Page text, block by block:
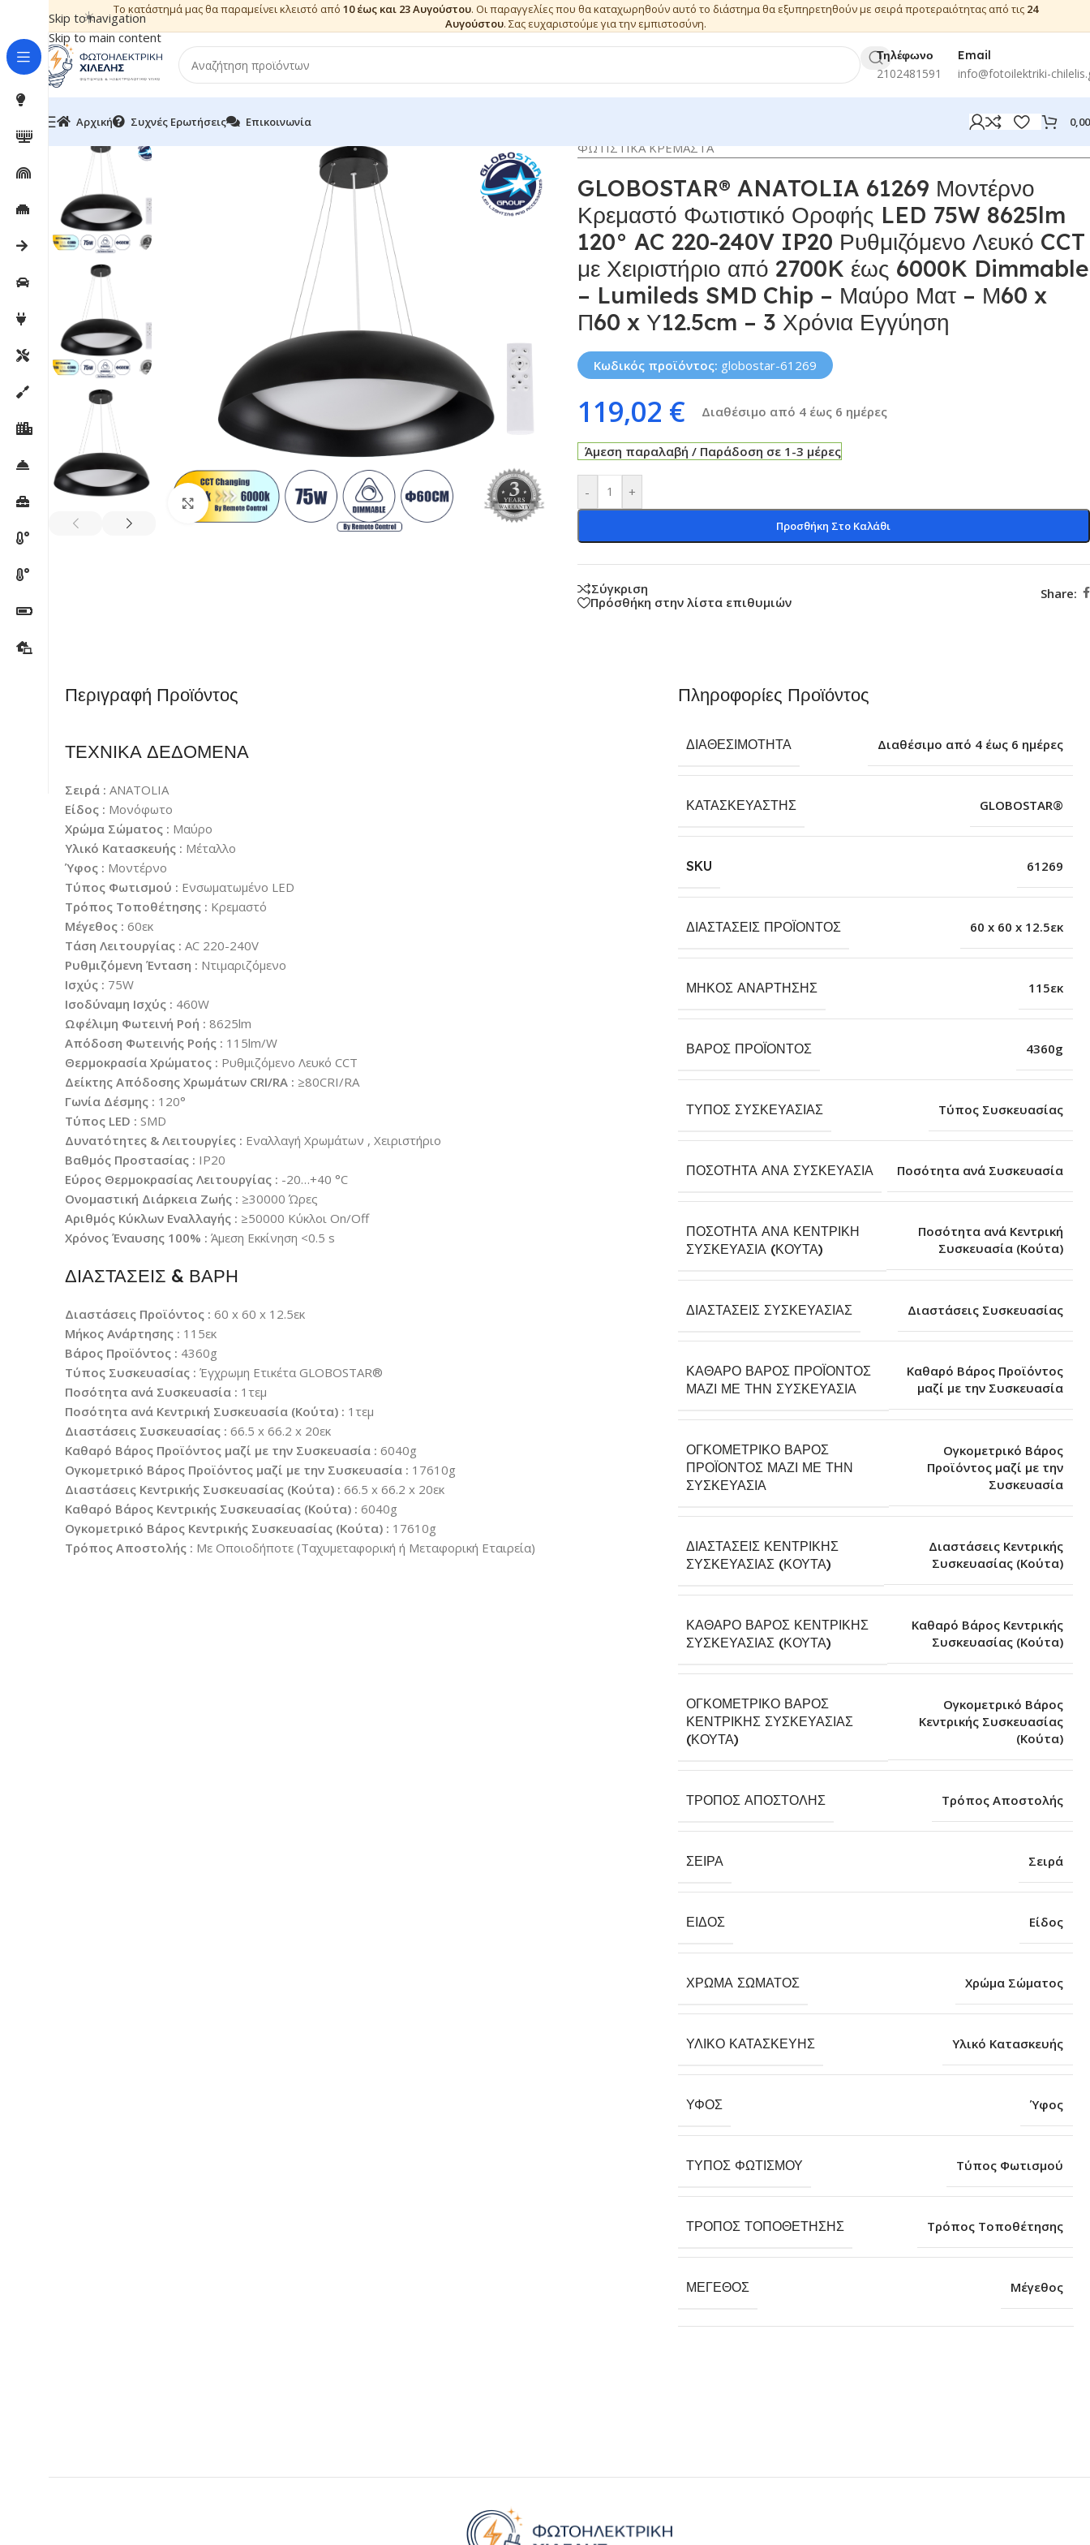
Skip to navigation
Skip to main content
☀️ Το κατάστημά μας θα παραμείνει κλειστό από 10 έως και 23 Αυγούστου. Οι παραγγελίες που θα καταχωρηθούν αυτό το διάστημα θα εξυπηρετηθούν με σειρά προτεραιότητας από τις 24
Αυγούστου. Σας ευχαριστούμε για την εμπιστοσύνη.
Τηλέφωνο
2102481591
Email
info@fotoilektriki-
Αρχική Συχνές Ερωτήσεις Επικοινωνία
Κλικ για μεγέθυνση
ΦΩΤΙΣΤΙΚΑ ΚΡΕΜΑΣΤΑ
GLOBOSTAR® ANATOLIA 61269 Μοντέρνο
Κρεμαστό Φωτιστικό Οροφής LED 75W 8625lm
120° AC 220-240V IP20 Ρυθμιζόμενο Λευκό CCT
με Χειριστήριο από 2700K έως 6000K Dimmable
– Lumileds SMD Chip – Μαύρο Ματ – Μ60 x
Π60 x Υ12.5cm – 3 Χρόνια Εγγύηση
Κωδικός προϊόντος: globostar-61269
119,02 € Διαθέσιμο από 4 έως 6 ημέρες
Άμεση παραλαβή / Παράδοση σε 1-3 μέρες
- +
Προσθήκη Στο Καλάθι
Σύγκριση
Πρόσθήκη στην λίστα επιθυμιών
Share:
Περιγραφή Προϊόντος
ΤΕΧΝΙΚΑ ΔΕΔΟΜΕΝΑ
Σειρά : ANATOLIA
Είδος : Μονόφωτο
Χρώμα Σώματος : Μαύρο
Υλικό Κατασκευής : Μέταλλο
Ύφος : Μοντέρνο
Τύπος Φωτισμού : Ενσωματωμένο LED
Τρόπος Τοποθέτησης : Κρεμαστό
Μέγεθος : 60εκ
Τάση Λειτουργίας : AC 220-240V
Ρυθμιζόμενη Ένταση : Ντιμαριζόμενο
Ισχύς : 75W
Ισοδύναμη Ισχύς : 460W
Ωφέλιμη Φωτεινή Ροή : 8625lm
Απόδοση Φωτεινής Ροής : 115lm/W
Θερμοκρασία Χρώματος : Ρυθμιζόμενο Λευκό CCT
Δείκτης Απόδοσης Χρωμάτων CRI/RA : ≥80CRI/RA
Γωνία Δέσμης : 120°
Τύπος LED : SMD
Δυνατότητες & Λειτουργίες : Εναλλαγή Χρωμάτων , Χειριστήριο
Βαθμός Προστασίας : IP20
Εύρος Θερμοκρασίας Λειτουργίας : -20…+40 °C
Ονομαστική Διάρκεια Ζωής : ≥30000 Ώρες
Αριθμός Κύκλων Εναλλαγής : ≥50000 Κύκλοι On/Off
Χρόνος Έναυσης 100% : Άμεση Εκκίνηση <0.5 s
ΔΙΑΣΤΑΣΕΙΣ & ΒΑΡΗ
Διαστάσεις Προϊόντος : 60 x 60 x 12.5εκ
Μήκος Ανάρτησης : 115εκ
Βάρος Προϊόντος : 4360g
Τύπος Συσκευασίας : Έγχρωμη Ετικέτα GLOBOSTAR®
Ποσότητα ανά Συσκευασία : 1τεμ
Ποσότητα ανά Κεντρική Συσκευασία (Κούτα) : 1τεμ
Διαστάσεις Συσκευασίας : 66.5 x 66.2 x 20εκ
Καθαρό Βάρος Προϊόντος μαζί με την Συσκευασία : 6040g
Ογκομετρικό Βάρος Προϊόντος μαζί με την Συσκευασία : 17610g
Διαστάσεις Κεντρικής Συσκευασίας (Κούτα) : 66.5 x 66.2 x 20εκ
Καθαρό Βάρος Κεντρικής Συσκευασίας (Κούτα) : 6040g
Ογκομετρικό Βάρος Κεντρικής Συσκευασίας (Κούτα) : 17610g
Τρόπος Αποστολής : Με Οποιοδήποτε (Ταχυμεταφορική ή Μεταφορική Εταιρεία)
Πληροφορίες Προϊόντος
ΔΙΑΘΕΣΙΜΌΤΗΤΑ Διαθέσιμο από 4 έως 6 ημέρες
ΚΑΤΑΣΚΕΥΑΣΤΉΣ GLOBOSTAR®
SKU 61269
ΔΙΑΣΤΆΣΕΙΣ ΠΡΟΪΌΝΤΟΣ 60 x 60 x 12.5εκ
ΜΉΚΟΣ ΑΝΆΡΤΗΣΗΣ 115εκ
ΒΆΡΟΣ ΠΡΟΪΌΝΤΟΣ 4360g
ΤΎΠΟΣ ΣΥΣΚΕΥΑΣΊΑΣ Τύπος Συσκευασίας
ΠΟΣΌΤΗΤΑ ΑΝΆ ΣΥΣΚΕΥΑΣΊΑ Ποσότητα ανά Συσκευασία
ΠΟΣΌΤΗΤΑ ΑΝΆ ΚΕΝΤΡΙΚΉ
ΣΥΣΚΕΥΑΣΊΑ (ΚΟΎΤΑ)
Ποσότητα ανά Κεντρική
Συσκευασία (Κούτα)
ΔΙΑΣΤΆΣΕΙΣ ΣΥΣΚΕΥΑΣΊΑΣ Διαστάσεις Συσκευασίας
ΚΑΘΑΡΌ ΒΆΡΟΣ ΠΡΟΪΌΝΤΟΣ
ΜΑΖΊ ΜΕ ΤΗΝ ΣΥΣΚΕΥΑΣΊΑ
Καθαρό Βάρος Προϊόντος
μαζί με την Συσκευασία
ΟΓΚΟΜΕΤΡΙΚΌ ΒΆΡΟΣ
ΠΡΟΪΌΝΤΟΣ ΜΑΖΊ ΜΕ ΤΗΝ
ΣΥΣΚΕΥΑΣΊΑ
Ογκομετρικό Βάρος
Προϊόντος μαζί με την
Συσκευασία
ΔΙΑΣΤΆΣΕΙΣ ΚΕΝΤΡΙΚΉΣ
ΣΥΣΚΕΥΑΣΊΑΣ (ΚΟΎΤΑ)
Διαστάσεις Κεντρικής
Συσκευασίας (Κούτα)
ΚΑΘΑΡΌ ΒΆΡΟΣ ΚΕΝΤΡΙΚΉΣ
ΣΥΣΚΕΥΑΣΊΑΣ (ΚΟΎΤΑ)
Καθαρό Βάρος Κεντρικής
Συσκευασίας (Κούτα)
ΟΓΚΟΜΕΤΡΙΚΌ ΒΆΡΟΣ
ΚΕΝΤΡΙΚΉΣ ΣΥΣΚΕΥΑΣΊΑΣ
(ΚΟΎΤΑ)
Ογκομετρικό Βάρος
Κεντρικής Συσκευασίας
(Κούτα)
ΤΡΌΠΟΣ ΑΠΟΣΤΟΛΉΣ Τρόπος Αποστολής
ΣΕΙΡΆ Σειρά
ΕΊΔΟΣ Είδος
ΧΡΏΜΑ ΣΏΜΑΤΟΣ Χρώμα Σώματος
ΥΛΙΚΌ ΚΑΤΑΣΚΕΥΉΣ Υλικό Κατασκευής
ΎΦΟΣ Ύφος
ΤΎΠΟΣ ΦΩΤΙΣΜΟΎ Τύπος Φωτισμού
ΤΡΌΠΟΣ ΤΟΠΟΘΈΤΗΣΗΣ Τρόπος Τοποθέτησης
ΜΈΓΕΘΟΣ Μέγεθος